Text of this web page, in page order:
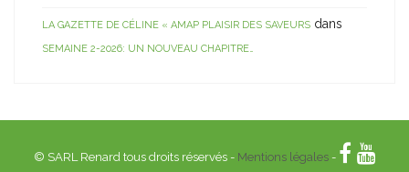
LA GAZETTE DE CÉLINE « AMAP PLAISIR DES SAVEURS dans
SEMAINE 2-2026: UN NOUVEAU CHAPITRE…
© SARL Renard tous droits réservés - Mentions légales-